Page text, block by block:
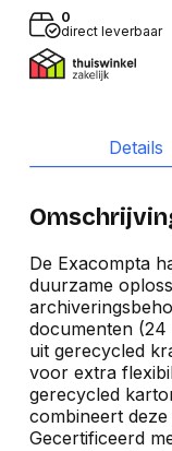
0
direct leverbaar
Details
De Exacompta
duurzame
documenten (24
uit gerecycled
voor extra
gerecycled
combineert
Gecertificeerd